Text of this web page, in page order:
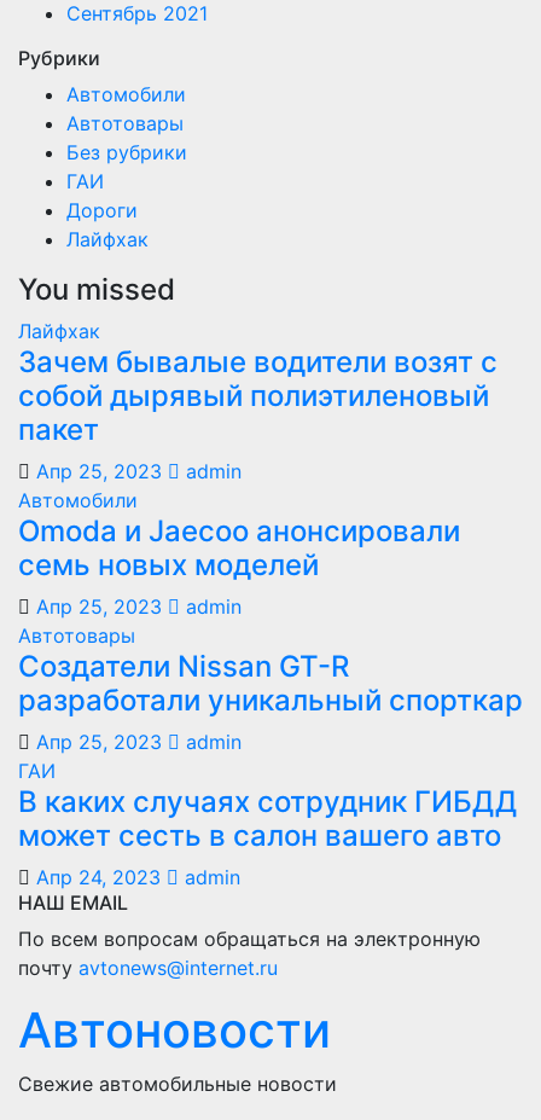
Сентябрь 2021
Рубрики
Автомобили
Автотовары
Без рубрики
ГАИ
Дороги
Лайфхак
You missed
Лайфхак
Зачем бывалые водители возят с
собой дырявый полиэтиленовый
пакет
Апр 25, 2023
admin
Автомобили
Оmoda и Jaecoo анонсировали
семь новых моделей
Апр 25, 2023
admin
Автотовары
Создатели Nissan GT-R
разработали уникальный спорткар
Апр 25, 2023
admin
ГАИ
В каких случаях сотрудник ГИБДД
может сесть в салон вашего авто
Апр 24, 2023
admin
НАШ EMAIL
По всем вопросам обращаться на электронную
почту avtonews@internet.ru
Автоновости
Свежие автомобильные новости